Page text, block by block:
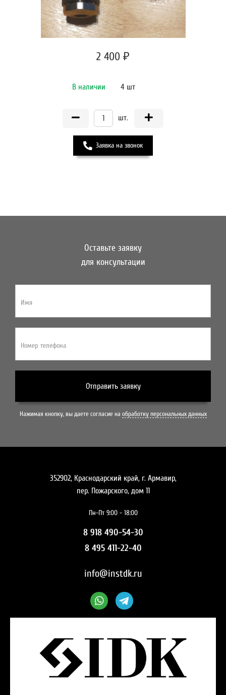
2 400 ₽
В наличии 4 шт
шт.
Заявка на звонок
Оставьте заявку
для консультации
Имя
Номер телефона
Отправить заявку
Нажимая кнопку, вы даете согласие на обработку персональных данных
352902, Краснодарский край, г. Армавир,
пер. Пожарского, дом 11
Пн-Пт 9:00 - 18:00
8 918 490-54-30
8 495 411-22-40
info@instdk.ru